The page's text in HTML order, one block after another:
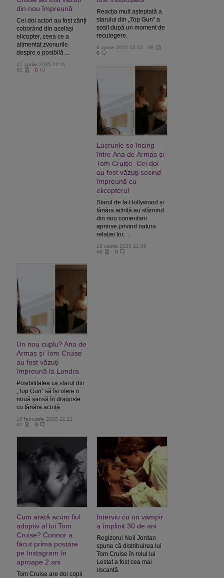
din nou împreună
Cei doi actori au fost zăriți
coborând din același
elicopter, ceea ce a
alimentat zvonurile
despre o posibilă ...
17 aprilie 2025 22:11
82
0
Reacția mult așteptată a
starului din „Top Gun” a
sosit după un moment de
reculegere.
6 aprilie 2025 13:53
68
0
Lucrurile se încing
între Ana de Armas și
Tom Cruise. Cei doi
au fost văzuți sosind
împreună cu
elicopterul
Starul de la Hollywood și
tânăra actriță au stârnind
din nou comentarii
aprinse privind natura
relației lor, ...
18 martie 2025 21:08
46
0
Un nou cuplu? Ana de
Armas și Tom Cruise
au fost văzuți
împreună la Londra
Posibilitatea ca starul din
„Top Gun” să își ofere o
nouă șansă în dragoste
cu tânăra actriță ...
16 februarie 2025 21:21
47
0
Cum arată acum fiul
adoptiv al lui Tom
Cruise? Connor a
făcut prima postare
pe Instagram în
aproape 2 ani
Tom Cruise are doi copii
Interviu cu un vampir
a împlinit 30 de ani
Regizorul Neil Jordan
spune că distribuirea lui
Tom Cruise în rolul lui
Lestat a fost cea mai
riscantă.